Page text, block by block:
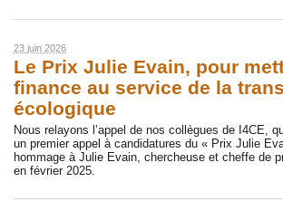
23 juin 2026
Le Prix Julie Evain, pour
finance au service de la
écologique
Nous relayons l’appel de nos collègues de I4CE,
un premier appel à candidatures du « Prix Julie
hommage à Julie Evain, chercheuse et cheffe de
en février 2025.